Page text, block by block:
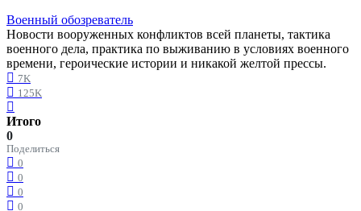
Военный обозреватель
Новости вооруженных конфликтов всей планеты, тактика
военного дела, практика по выживанию в условиях военного
времени, героические истории и никакой желтой прессы.
7K
125K
Итого
0
Поделиться
0
0
0
0